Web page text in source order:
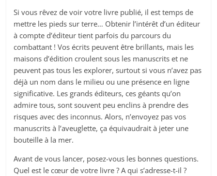
Si vous rêvez de voir votre livre publié, il est temps de
mettre les pieds sur terre… Obtenir l’intérêt d’un éditeur
à compte d’éditeur tient parfois du parcours du
combattant ! Vos écrits peuvent être brillants, mais les
maisons d’édition croulent sous les manuscrits et ne
peuvent pas tous les explorer, surtout si vous n’avez pas
déjà un nom dans le milieu ou une présence en ligne
significative. Les grands éditeurs, ces géants qu’on
admire tous, sont souvent peu enclins à prendre des
risques avec des inconnus. Alors, n’envoyez pas vos
manuscrits à l’aveuglette, ça équivaudrait à jeter une
bouteille à la mer.
Avant de vous lancer, posez-vous les bonnes questions.
Quel est le cœur de votre livre ? A qui s’adresse-t-il ?